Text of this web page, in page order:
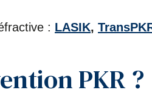
: LASIK,
PKR ?